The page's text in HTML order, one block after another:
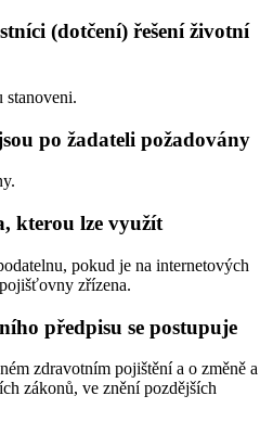
(dotčení) řešení životní
stanoveni.
po žadateli požadovány
kterou lze využít
pokud je na internetových
zřízena.
předpisu se postupuje
zdravotním pojištění a o změně a
zákonů, ve znění pozdějších